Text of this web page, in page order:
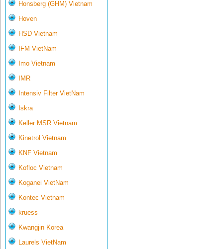
Honsberg (GHM) Vietnam
Hoven
HSD Vietnam
IFM VietNam
Imo Vietnam
IMR
Intensiv Filter VietNam
Iskra
Keller MSR Vietnam
Kinetrol Vietnam
KNF Vietnam
Kofloc Vietnam
Koganei VietNam
Kontec Vietnam
kruess
Kwangjin Korea
Laurels VietNam